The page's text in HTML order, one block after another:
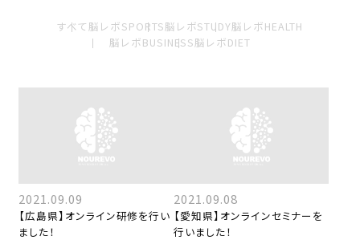
すべて脳レボSPORTS脳レボSTUDY脳レボHEALTH
脳レボBUSINESS脳レボDIET
2021.09.09
【広島県】オンライン研修を行い
ました！
2021.09.08
【愛知県】オンラインセミナーを
行いました！